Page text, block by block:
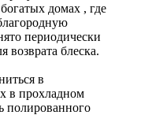
домах , где
периодически
возврата блеска.
в
в прохладном
полированного